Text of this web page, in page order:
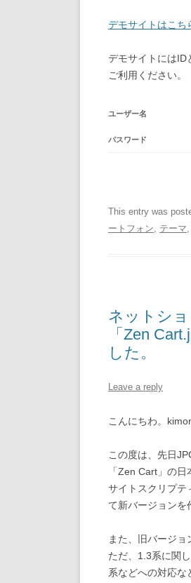
デモサイトはこち
デモサイトにはID
ご利用ください。
ユーザー名
パスワード
This entry was
ートフォン, テーマ,
ネットシ
「Zen
した。
Leave a reply
こんにちわ。
この度は、先日
「Zen Cart」の
サイトスクリプテ
て新バージョンを
また、旧バージョ
ただ、1.3系に関
系などへの対応な